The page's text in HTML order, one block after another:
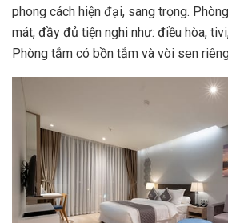
phong cách hiện đại, sang trọng.
mát, đầy đủ tiện nghi như: điều hòa,
Phòng tắm có bồn tắm và vòi sen